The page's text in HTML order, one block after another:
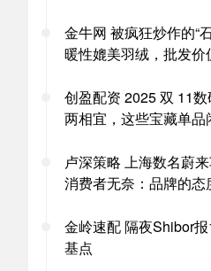
金牛网 被疯狂炒作的“
暖性媲美羽绒，批发价
创盈配资 2025 双 11
两相宜，这些宝藏单品
卢深策略 上海数名蔚
消费者无奈：品牌的态
金岭速配 隔夜Shibor
基点